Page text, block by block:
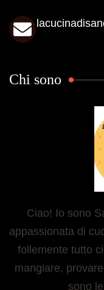
Chi sono
Ciao! Io sono
appassionata di
follemente tutto
mangiare,
sono